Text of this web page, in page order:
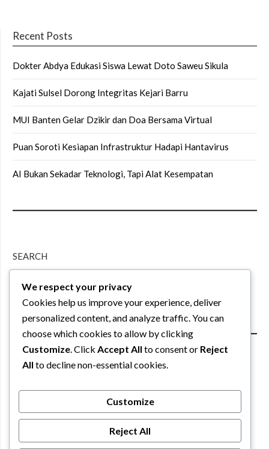
Recent Posts
Dokter Abdya Edukasi Siswa Lewat Doto Saweu Sikula
Kajati Sulsel Dorong Integritas Kejari Barru
MUI Banten Gelar Dzikir dan Doa Bersama Virtual
Puan Soroti Kesiapan Infrastruktur Hadapi Hantavirus
AI Bukan Sekadar Teknologi, Tapi Alat Kesempatan
SEARCH
We respect your privacy
Cookies help us improve your experience, deliver
personalized content, and analyze traffic. You can
choose which cookies to allow by clicking
Customize . Click Accept All to consent or Reject
All to decline non-essential cookies.
Customize
Reject All